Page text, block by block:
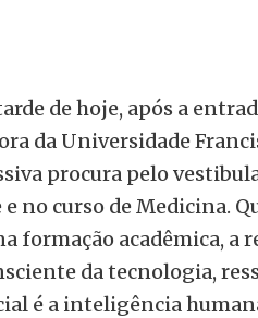
de hoje, após a
da Universidade
procura pelo
e no curso de Medicina.
formação acadêmica, a
da tecnologia,
é a inteligência